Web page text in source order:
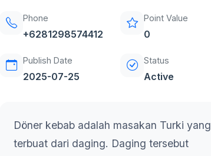
Phone
+6281298574412
Point Value
0
Publish Date
2025-07-25
Status
Active
Döner kebab adalah masakan Turki yang
terbuat dari daging. Daging tersebut